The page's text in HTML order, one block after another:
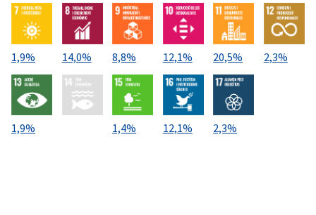
1,9% 14,0% 8,8% 12,1% 20,5% 2,3%
1,9% 1,4% 12,1% 2,3%